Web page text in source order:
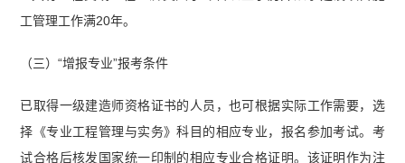
工管理工作满20年。
（三）“增报专业”报考条件
已取得一级建造师资格证书的人员，也可根据实际工作需要，选
择《专业工程管理与实务》科目的相应专业，报名参加考试。考
试合格后核发国家统一印制的相应专业合格证明。该证明作为注